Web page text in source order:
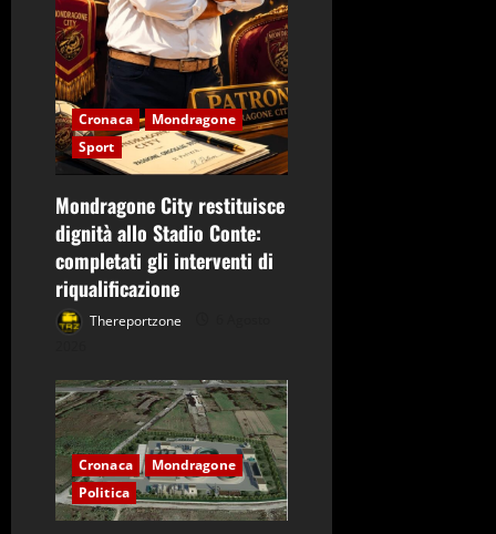
Cronaca
Mondragone
Sport
Mondragone City restituisce
dignità allo Stadio Conte:
completati gli interventi di
riqualificazione
Thereportzone
Cronaca
Mondragone
Politica